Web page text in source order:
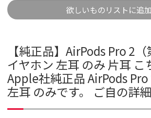
欲しいものリストに追加
【純正品】AirPods Pro 2（
イヤホン 左耳 のみ 片耳 こ
Apple社純正品 AirPods
左耳 のみです。 ご自の詳